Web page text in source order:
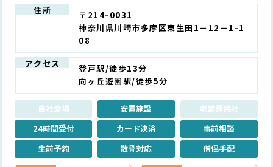
住所
〒214-0031
神奈川県川崎市多摩区東生田1－12－1-1
08
アクセス
登戸駅/徒歩13分
向ヶ丘遊園駅/徒歩5分
自社斎場 安置施設
老舗葬儀社
24時間受付
カード決済
事前相談
生前予約
散骨対応 僧侶手配